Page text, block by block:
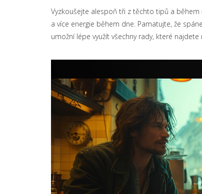
Vyzkoušejte alespoň tři z těchto tipů a
a více energie během dne. Pamatujte, že
umožní lépe využít všechny rady, které